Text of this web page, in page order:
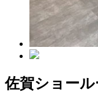
佐賀ショール